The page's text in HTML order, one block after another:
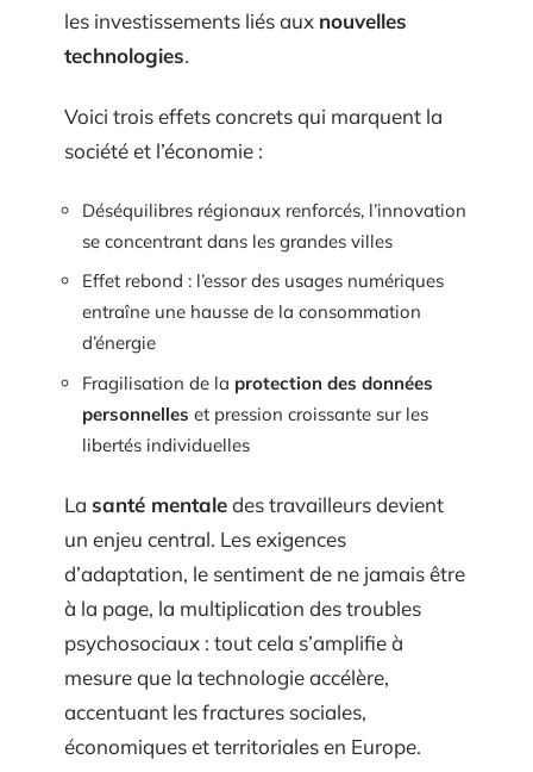
les investissements liés aux nouvelles
technologies.
Voici trois effets concrets qui marquent la
société et l’économie :
Déséquilibres régionaux renforcés, l’innovation
se concentrant dans les grandes villes
Effet rebond : l’essor des usages numériques
entraîne une hausse de la consommation
d’énergie
Fragilisation de la protection des données
personnelles et pression croissante sur les
libertés individuelles
La santé mentaledes travailleurs devient
un enjeu central. Les exigences
d’adaptation, le sentiment de ne jamais être
à la page, la multiplication des troubles
psychosociaux : tout cela s’amplifie à
mesure que la technologie accélère,
accentuant les fractures sociales,
économiques et territoriales en Europe.